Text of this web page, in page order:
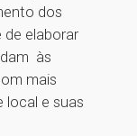
dos
de elaborar
às
mais
local e suas